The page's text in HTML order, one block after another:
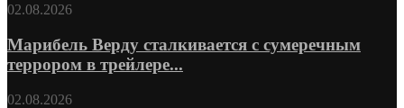
02.08.2026
Марибель Верду сталкивается с сумеречным
террором в трейлере...
02.08.2026